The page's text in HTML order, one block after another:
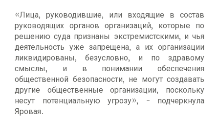
«Лица, руководившие, или входящие в состав
руководящих органов организаций, которые по
решению суда признаны экстремистскими, и чья
деятельность уже запрещена, а их организации
ликвидированы, безусловно, и по здравому
смыслы, и в понимании обеспечения
общественной безопасности, не могут создавать
другие общественные организации, поскольку
несут потенциальную угрозу», - подчеркнула
Яровая.